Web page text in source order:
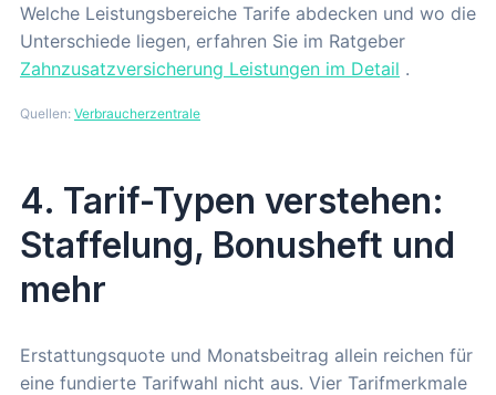
Welche Leistungsbereiche Tarife abdecken und wo die
Unterschiede liegen, erfahren Sie im Ratgeber
Zahnzusatzversicherung Leistungen im Detail .
Quellen: Verbraucherzentrale
4. Tarif-Typen verstehen:
Staffelung, Bonusheft und
mehr
Erstattungsquote und Monatsbeitrag allein reichen für
eine fundierte Tarifwahl nicht aus. Vier Tarifmerkmale